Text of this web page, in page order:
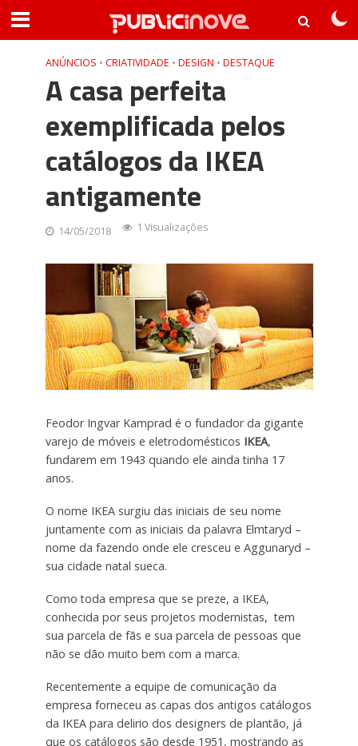
ANÚNCIOS • CRIATIVIDADE • DESIGN • DESTAQUE
A casa perfeita
exemplificada pelos
catálogos da IKEA
antigamente
14/05/2018 1 Visualizações
Feodor Ingvar Kamprad é o fundador da gigante
varejo de móveis e eletrodomésticos IKEA,
fundarem em 1943 quando ele ainda tinha 17
anos.
O nome IKEA surgiu das iniciais de seu nome
juntamente com as iniciais da palavra Elmtaryd –
nome da fazendo onde ele cresceu e Aggunaryd –
sua cidade natal sueca.
Como toda empresa que se preze, a IKEA,
conhecida por seus projetos modernistas, tem
sua parcela de fãs e sua parcela de pessoas que
não se dão muito bem com a marca.
Recentemente a equipe de comunicação da
empresa forneceu as capas dos antigos catálogos
da IKEA para delirio dos designers de plantão, já
que os catálogos são desde 1951, mostrando as